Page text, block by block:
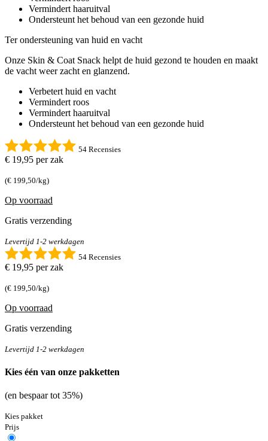
Vermindert haaruitval
Ondersteunt het behoud van een gezonde huid
Ter ondersteuning van huid en vacht
Onze Skin & Coat Snack helpt de huid gezond te houden en maakt
de vacht weer zacht en glanzend.
Verbetert huid en vacht
Vermindert roos
Vermindert haaruitval
Ondersteunt het behoud van een gezonde huid
54 Recensies
€ 19,95 per zak
(€ 199,50/kg)
Op voorraad
Gratis verzending
Levertijd 1-2 werkdagen
54 Recensies
€ 19,95 per zak
(€ 199,50/kg)
Op voorraad
Gratis verzending
Levertijd 1-2 werkdagen
Kies één van onze pakketten
(en bespaar tot 35%)
Kies pakket
Prijs